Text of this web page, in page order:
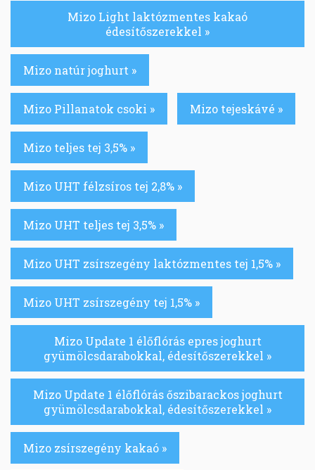
Mizo Light laktózmentes kakaó
édesítőszerekkel »
Mizo natúr joghurt »
Mizo Pillanatok csoki » Mizo tejeskávé »
Mizo teljes tej 3,5% »
Mizo UHT félzsíros tej 2,8% »
Mizo UHT teljes tej 3,5% »
Mizo UHT zsírszegény laktózmentes tej 1,5% »
Mizo UHT zsírszegény tej 1,5% »
Mizo Update 1 élőflórás epres joghurt
gyümölcsdarabokkal, édesítőszerekkel »
Mizo Update 1 élőflórás őszibarackos joghurt
gyümölcsdarabokkal, édesítőszerekkel »
Mizo zsírszegény kakaó »